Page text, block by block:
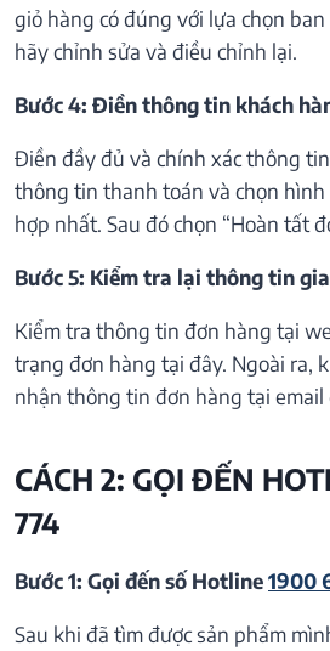
giỏ hàng có đúng với lựa chọn ban
hãy chỉnh sửa và điều chỉnh lại.
Bước 4: Điền thông tin khách
Điền đầy đủ và chính xác thông
thông tin thanh toán và chọn
hợp nhất. Sau đó chọn “Hoàn tất
Bước 5: Kiểm tra lại thông tin
Kiểm tra thông tin đơn hàng tại
trạng đơn hàng tại đây. Ngoài ra,
nhận thông tin đơn hàng tại email
CÁCH 2: GỌI ĐẾN
774
Bước 1: Gọi đến số Hotline1900
Sau khi đã tìm được sản phẩm